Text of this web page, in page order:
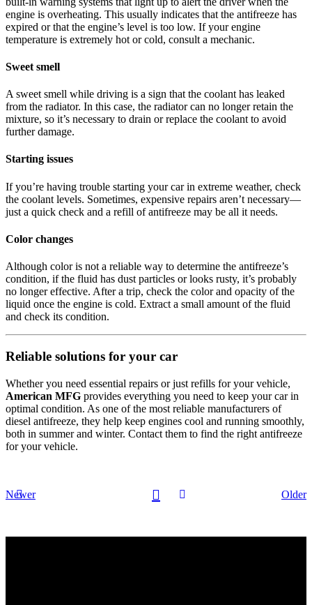
engine is overheating. This usually indicates that the antifreeze has
expired or that the engine’s level is too low. If your engine
temperature is extremely hot or cold, consult a mechanic.
Sweet smell
A sweet smell while driving is a sign that the coolant has leaked
from the radiator. In this case, the radiator can no longer retain the
mixture, so it’s necessary to drain or replace the coolant to avoid
further damage.
Starting issues
If you’re having trouble starting your car in extreme weather, check
the coolant levels. Sometimes, expensive repairs aren’t necessary—
just a quick check and a refill of antifreeze may be all it needs.
Color changes
Although color is not a reliable way to determine the antifreeze’s
condition, if the fluid has dust particles or looks rusty, it’s probably
no longer effective. After a trip, check the color and opacity of the
liquid once the engine is cold. Extract a small amount of the fluid
and check its condition.
Reliable solutions for your car
Whether you need essential repairs or just refills for your vehicle,
American MFG provides everything you need to keep your car in
optimal condition. As one of the most reliable manufacturers of
diesel antifreeze, they help keep engines cool and running smoothly,
both in summer and winter. Contact them to find the right antifreeze
for your vehicle.
Newer Older